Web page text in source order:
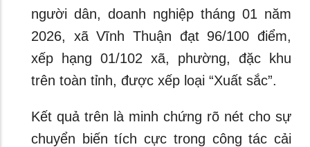
người dân, doanh nghiệp tháng 01 năm
2026, xã Vĩnh Thuận đạt 96/100 điểm,
xếp hạng 01/102 xã, phường, đặc khu
trên toàn tỉnh, được xếp loại “Xuất sắc”.
Kết quả trên là minh chứng rõ nét cho sự
chuyển biến tích cực trong công tác cải